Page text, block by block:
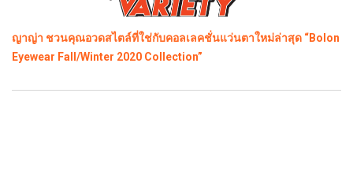
ญาญ่า ชวนคุณอวดสไตล์ที่ใช่กับคอลเลคชั่นแว่นตาใหม่ล่าสุด “Bolon
Eyewear Fall/Winter 2020 Collection”